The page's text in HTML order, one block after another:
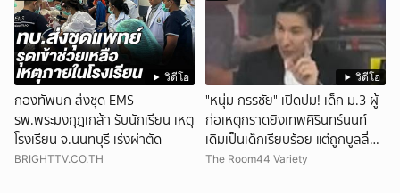
วิดีโอ
กองทัพบก ส่งชุด EMS
รพ.พระมงกุฎเกล้า รับนักเรียน เหตุ
โรงเรียน จ.นนทบุรี เร่งผ่าตัด
BRIGHTTV.CO.TH
วิดีโอ
"หนุ่ม กรรชัย" เปิดปม! เด็ก ม.3 ผู้
ก่อเหตุกราดยิงเทพศิรินทร์นนท์
เดิมเป็นเด็กเรียบร้อย แต่ถูกบูลลี่
หนัก คาดแรงกดดันสะสมกลายเป็น
The Room44 Variety